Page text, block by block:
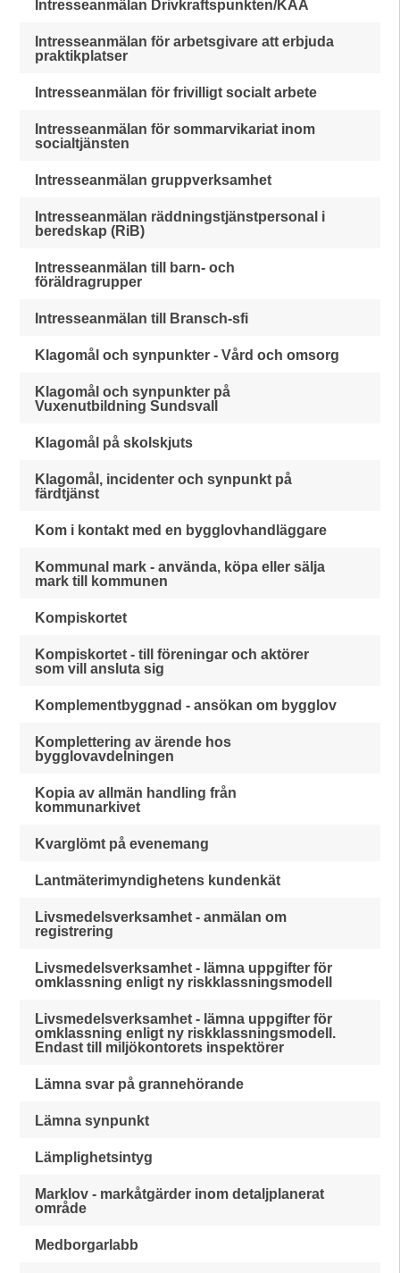
Intresseanmälan Drivkraftspunkten/KAA
Intresseanmälan för arbetsgivare att erbjuda
praktikplatser
Intresseanmälan för frivilligt socialt arbete
Intresseanmälan för sommarvikariat inom
socialtjänsten
Intresseanmälan gruppverksamhet
Intresseanmälan räddningstjänstpersonal i
beredskap (RiB)
Intresseanmälan till barn- och
föräldragrupper
Intresseanmälan till Bransch-sfi
Klagomål och synpunkter - Vård och omsorg
Klagomål och synpunkter på
Vuxenutbildning Sundsvall
Klagomål på skolskjuts
Klagomål, incidenter och synpunkt på
färdtjänst
Kom i kontakt med en bygglovhandläggare
Kommunal mark - använda, köpa eller sälja
mark till kommunen
Kompiskortet
Kompiskortet - till föreningar och aktörer
som vill ansluta sig
Komplementbyggnad - ansökan om bygglov
Komplettering av ärende hos
bygglovavdelningen
Kopia av allmän handling från
kommunarkivet
Kvarglömt på evenemang
Lantmäterimyndighetens kundenkät
Livsmedelsverksamhet - anmälan om
registrering
Livsmedelsverksamhet - lämna uppgifter för
omklassning enligt ny riskklassningsmodell
Livsmedelsverksamhet - lämna uppgifter för
omklassning enligt ny riskklassningsmodell.
Endast till miljökontorets inspektörer
Lämna svar på grannehörande
Lämna synpunkt
Lämplighetsintyg
Marklov - markåtgärder inom detaljplanerat
område
Medborgarlabb